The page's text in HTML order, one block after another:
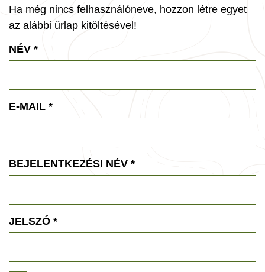
Ha még nincs felhasználóneve, hozzon létre egyet
az alábbi űrlap kitöltésével!
NÉV *
E-MAIL *
BEJELENTKEZÉSI NÉV *
JELSZÓ *